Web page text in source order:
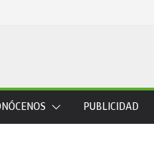
PUBLICIDAD